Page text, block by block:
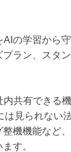
AIの学習から
プラン、スタ
内共有できる
は見られない
整機機能など
す。